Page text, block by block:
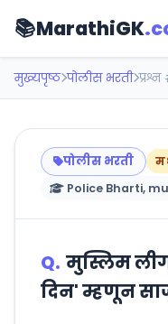
📚MarathiGK
मुख्यपृष्ठ पोलीस भरती
पोलीस भरती
Police Bharti,
Q. मुस्लिम
दिन' म्हणून